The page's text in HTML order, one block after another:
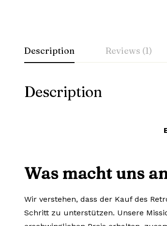
Description Reviews (1)
Description
Was macht uns
Wir verstehen, dass der Kauf des
Schritt zu unterstützen. Unsere